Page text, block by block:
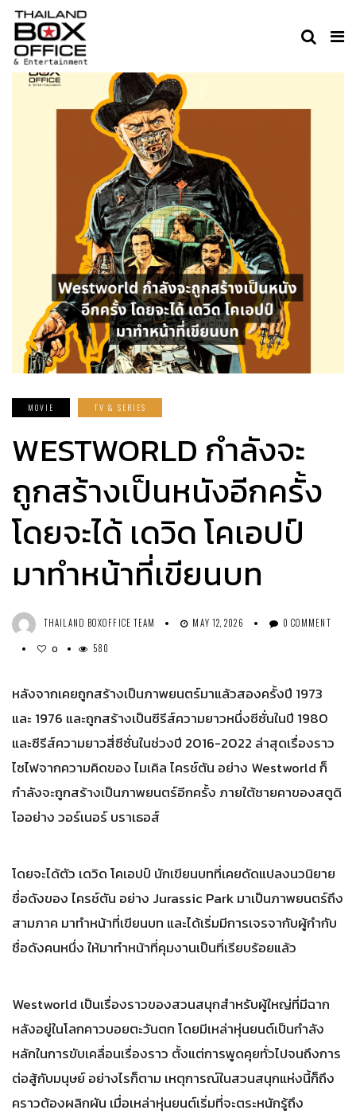
MOVIE TV & SERIES
WESTWORLD กำลังจะ
ถูกสร้างเป็นหนังอีกครั้ง
โดยจะได้ เดวิด โคเอปป์
มาทำหน้าที่เขียนบท
THAILAND BOXOFFICE TEAM MAY 12, 2026 0 COMMENT
0 580
หลังจากเคยถูกสร้างเป็นภาพยนตร์มาแล้วสองครั้งปี 1973
และ 1976 และถูกสร้างเป็นซีรีส์ความยาวหนึ่งซีซั่นในปี 1980
และซีรีส์ความยาวสี่ซีซั่นในช่วงปี 2016-2022 ล่าสุดเรื่องราว
ไซไฟจากความคิดของ ไมเคิล ไครช์ตัน อย่าง Westworld ก็
กำลังจะถูกสร้างเป็นภาพยนตร์อีกครั้ง ภายใต้ชายคาของสตูดิ
โออย่าง วอร์เนอร์ บราเธอส์
โดยจะได้ตัว เดวิด โคเอปป์ นักเขียนบทที่เคยดัดแปลงนวนิยาย
ชื่อดังของ ไครช์ตัน อย่าง Jurassic Park มาเป็นภาพยนตร์ถึง
สามภาค มาทำหน้าที่เขียนบท และได้เริ่มมีการเจรจากับผู้กำกับ
ชื่อดังคนหนึ่ง ให้มาทำหน้าที่คุมงานเป็นที่เรียบร้อยแล้ว
Westworld เป็นเรื่องราวของสวนสนุกสำหรับผู้ใหญ่ที่มีฉาก
หลังอยู่ในโลกคาวบอยตะวันตก โดยมีเหล่าหุ่นยนต์เป็นกำลัง
หลักในการขับเคลื่อนเรื่องราว ตั้งแต่การพูดคุยทั่วไปจนถึงการ
ต่อสู้กับมนุษย์ อย่างไรก็ตาม เหตุการณ์ในสวนสนุกแห่งนี้ก็ถึง
คราวต้องผลิกผัน เมื่อเหล่าหุ่นยนต์เริ่มที่จะตระหนักรู้ถึง